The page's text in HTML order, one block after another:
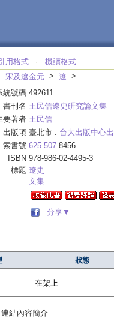
用格式 ‧ 機讀格式
宋及遼金元 > 遼 >
號碼 492611
書刊名 王民信遼史硏究論文集
著者 王民信
出版項 臺北市 : 台大出版中心
索書號 625.507 8456
ISBN 978-986-02-4495-3
標題 遼史
文集
分享▼
狀態
在架上
結內容簡介